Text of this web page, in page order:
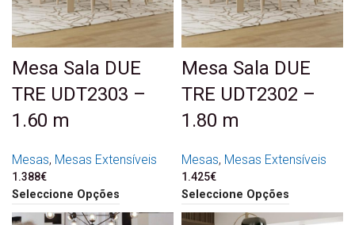
Mesa Sala DUE
TRE UDT2303 –
1.60 m
Mesas, Mesas Extensíveis
1.388€
Seleccione Opções
Mesa Sala DUE
TRE UDT2302 –
1.80 m
Mesas, Mesas Extensíveis
1.425€
Seleccione Opções